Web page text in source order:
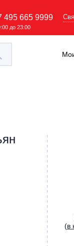
495 665 9999
до 23:00
(в